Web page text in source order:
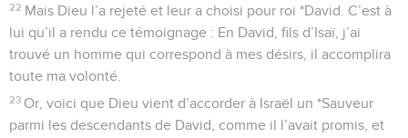
22 Mais Dieu l’a rejeté et leur a choisi pour roi *David. C’est à
lui qu’il a rendu ce témoignage : En David, fils d’Isaï, j’ai
trouvé un homme qui correspond à mes désirs, il accomplira
toute ma volonté.
23 Or, voici que Dieu vient d’accorder à Israël un *Sauveur
parmi les descendants de David, comme il l’avait promis, et